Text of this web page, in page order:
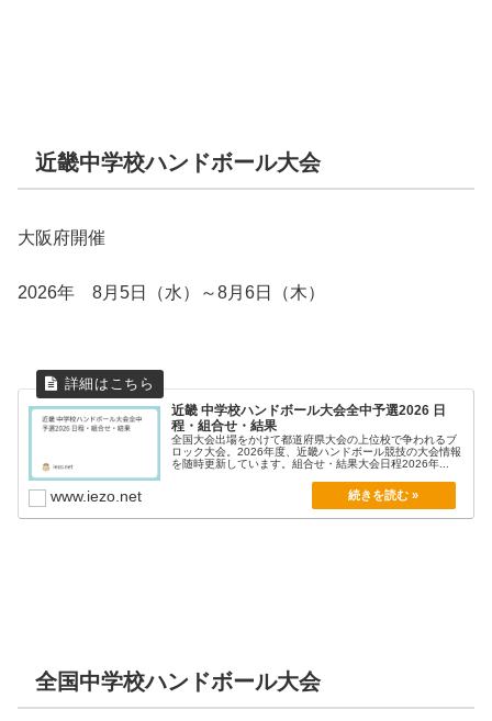
近畿中学校ハンドボール大会
大阪府開催
2026年 8月5日（水）～8月6日（木）
近畿 中学校ハンドボール大会全中予選2026 日
程・組合せ・結果
全国大会出場をかけて都道府県大会の上位校で争われるブ
ロック大会。2026年度、近畿ハンドボール競技の大会情報
を随時更新しています。組合せ・結果大会日程2026年...
www.iezo.net
全国中学校ハンドボール大会